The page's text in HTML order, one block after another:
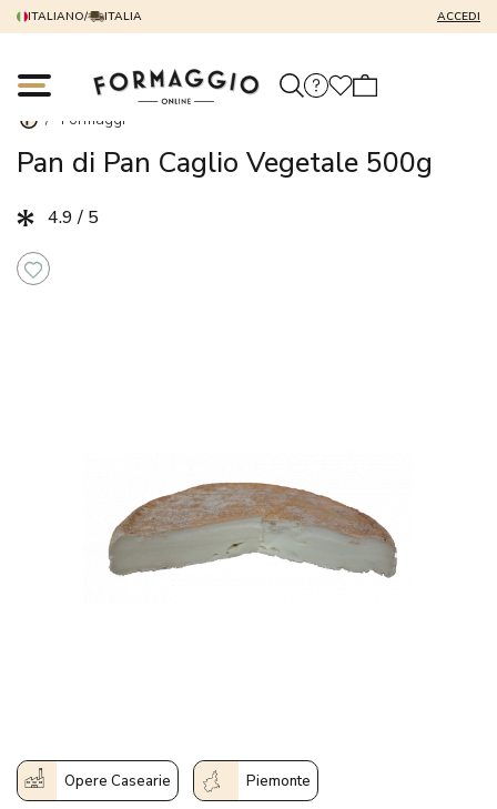
ITALIANO/ ITALIA ACCEDI
/ Formaggi
Pan di Pan Caglio Vegetale 500g
4.9 / 5
Opere Casearie Piemonte